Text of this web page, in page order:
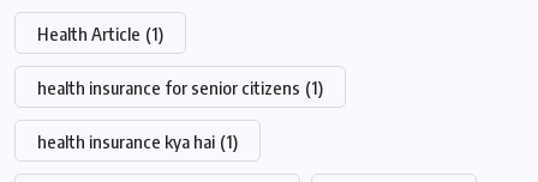
Health Article (1)
health insurance for senior citizens (1)
health insurance kya hai (1)